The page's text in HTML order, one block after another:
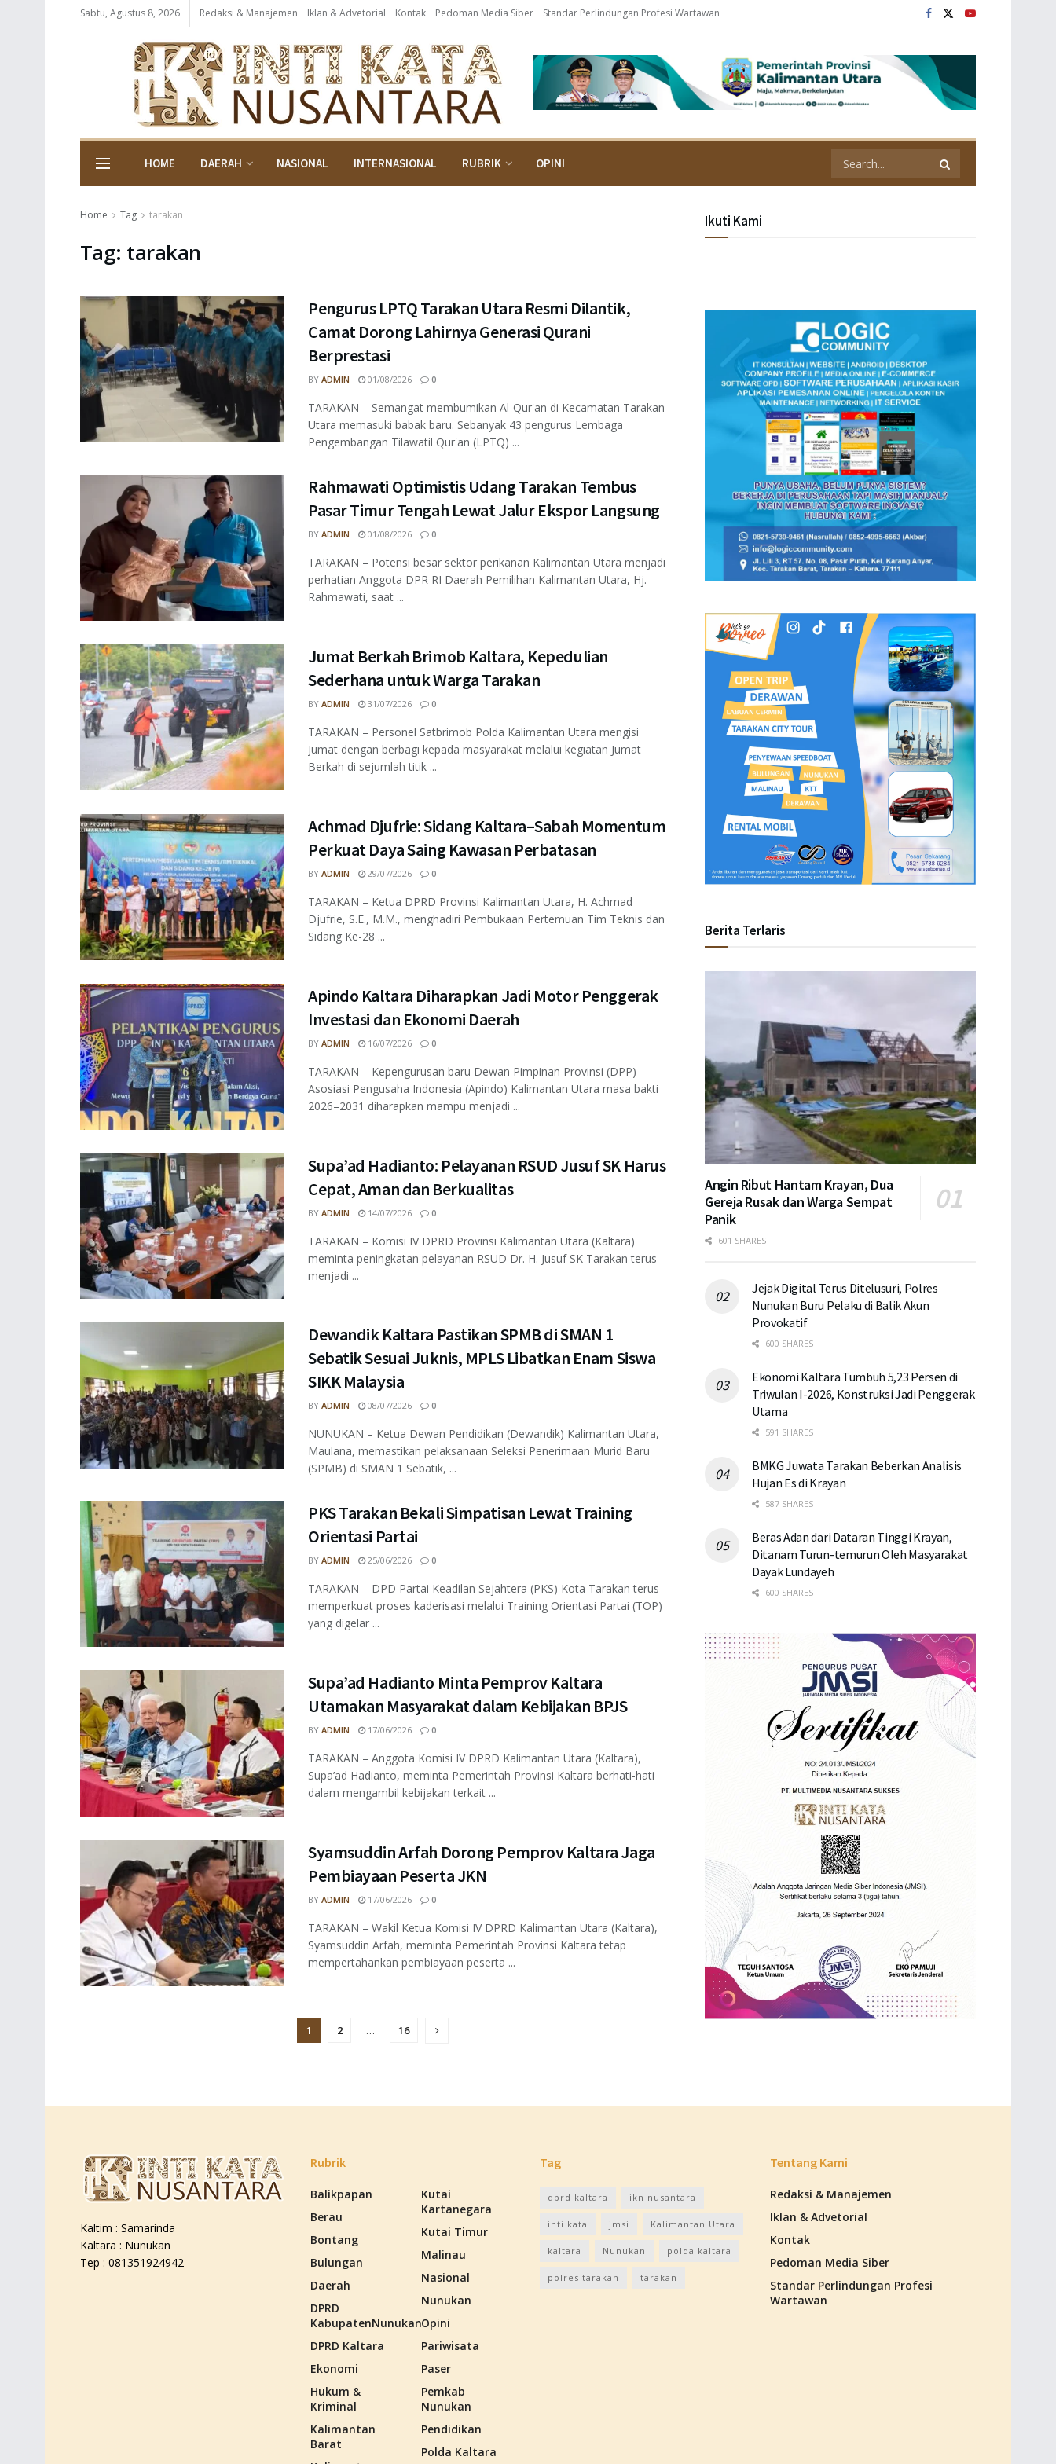
Sabtu, Agustus 8, 2026 Redaksi & Manajemen Iklan & Advetorial Kontak Pedoman Media Siber Standar Perlindungan Profesi Wartawan
HOME DAERAH NASIONAL INTERNASIONAL RUBRIK OPINI
Home Tag tarakan
Tag: tarakan
Pengurus LPTQ Tarakan Utara Resmi Dilantik,
Camat Dorong Lahirnya Generasi Qurani
Berprestasi
BY ADMIN 01/08/2026 0
TARAKAN – Semangat membumikan Al-Qur'an di Kecamatan Tarakan
Utara memasuki babak baru. Sebanyak 43 pengurus Lembaga
Pengembangan Tilawatil Qur'an (LPTQ) ...
Rahmawati Optimistis Udang Tarakan Tembus
Pasar Timur Tengah Lewat Jalur Ekspor Langsung
BY ADMIN 01/08/2026 0
TARAKAN – Potensi besar sektor perikanan Kalimantan Utara menjadi
perhatian Anggota DPR RI Daerah Pemilihan Kalimantan Utara, Hj.
Rahmawati, saat ...
Jumat Berkah Brimob Kaltara, Kepedulian
Sederhana untuk Warga Tarakan
BY ADMIN 31/07/2026 0
TARAKAN – Personel Satbrimob Polda Kalimantan Utara mengisi
Jumat dengan berbagi kepada masyarakat melalui kegiatan Jumat
Berkah di sejumlah titik ...
Achmad Djufrie: Sidang Kaltara–Sabah Momentum
Perkuat Daya Saing Kawasan Perbatasan
BY ADMIN 29/07/2026 0
TARAKAN – Ketua DPRD Provinsi Kalimantan Utara, H. Achmad
Djufrie, S.E., M.M., menghadiri Pembukaan Pertemuan Tim Teknis dan
Sidang Ke-28 ...
Apindo Kaltara Diharapkan Jadi Motor Penggerak
Investasi dan Ekonomi Daerah
BY ADMIN 16/07/2026 0
TARAKAN – Kepengurusan baru Dewan Pimpinan Provinsi (DPP)
Asosiasi Pengusaha Indonesia (Apindo) Kalimantan Utara masa bakti
2026–2031 diharapkan mampu menjadi ...
Supa’ad Hadianto: Pelayanan RSUD Jusuf SK Harus
Cepat, Aman dan Berkualitas
BY ADMIN 14/07/2026 0
TARAKAN – Komisi IV DPRD Provinsi Kalimantan Utara (Kaltara)
meminta peningkatan pelayanan RSUD Dr. H. Jusuf SK Tarakan terus
menjadi ...
Dewandik Kaltara Pastikan SPMB di SMAN 1
Sebatik Sesuai Juknis, MPLS Libatkan Enam Siswa
SIKK Malaysia
BY ADMIN 08/07/2026 0
NUNUKAN – Ketua Dewan Pendidikan (Dewandik) Kalimantan Utara,
Maulana, memastikan pelaksanaan Seleksi Penerimaan Murid Baru
(SPMB) di SMAN 1 Sebatik, ...
PKS Tarakan Bekali Simpatisan Lewat Training
Orientasi Partai
BY ADMIN 25/06/2026 0
TARAKAN – DPD Partai Keadilan Sejahtera (PKS) Kota Tarakan terus
memperkuat proses kaderisasi melalui Training Orientasi Partai (TOP)
yang digelar ...
Supa’ad Hadianto Minta Pemprov Kaltara
Utamakan Masyarakat dalam Kebijakan BPJS
BY ADMIN 17/06/2026 0
TARAKAN – Anggota Komisi IV DPRD Kalimantan Utara (Kaltara),
Supa’ad Hadianto, meminta Pemerintah Provinsi Kaltara berhati-hati
dalam mengambil kebijakan terkait ...
Syamsuddin Arfah Dorong Pemprov Kaltara Jaga
Pembiayaan Peserta JKN
BY ADMIN 17/06/2026 0
TARAKAN – Wakil Ketua Komisi IV DPRD Kalimantan Utara (Kaltara),
Syamsuddin Arfah, meminta Pemerintah Provinsi Kaltara tetap
mempertahankan pembiayaan peserta ...
1 2 … 16
Ikuti Kami
Berita Terlaris
Angin Ribut Hantam Krayan, Dua
Gereja Rusak dan Warga Sempat
Panik
601 SHARES
Jejak Digital Terus Ditelusuri, Polres
Nunukan Buru Pelaku di Balik Akun
Provokatif
600 SHARES
Ekonomi Kaltara Tumbuh 5,23 Persen di
Triwulan I-2026, Konstruksi Jadi Penggerak
Utama
591 SHARES
BMKG Juwata Tarakan Beberkan Analisis
Hujan Es di Krayan
587 SHARES
Beras Adan dari Dataran Tinggi Krayan,
Ditanam Turun-temurun Oleh Masyarakat
Dayak Lundayeh
600 SHARES
Kaltim : Samarinda
Kaltara : Nunukan
Tep : 081351924942
Rubrik
Balikpapan
Berau
Bontang
Bulungan
Daerah
DPRD
KabupatenNunukan
DPRD Kaltara
Ekonomi
Hukum &
Kriminal
Kalimantan
Barat
Kutai
Kartanegara
Kutai Timur
Malinau
Nasional
Nunukan
Opini
Pariwisata
Paser
Pemkab
Nunukan
Pendidikan
Polda Kaltara
Tag
dprd kaltara ikn nusantara
inti kata jmsi Kalimantan Utara
kaltara Nunukan polda kaltara
polres tarakan tarakan
Tentang Kami
Redaksi & Manajemen
Iklan & Advetorial
Kontak
Pedoman Media Siber
Standar Perlindungan Profesi
Wartawan